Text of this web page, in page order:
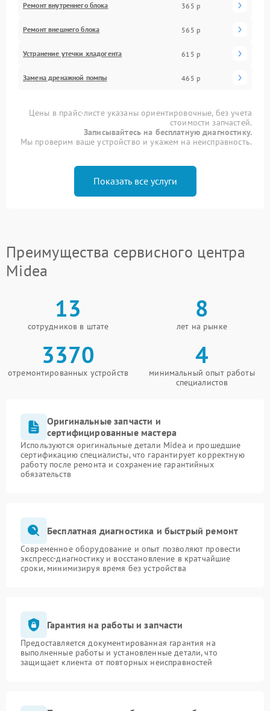
Ремонт внутреннего блока 365 р
Ремонт внешнего блока 565 р
Устранение утечки хладогента 615 р
Замена дренажной помпы 465 р
Цены в прайс-листе указаны ориентировочные, без учета
стоимости запчастей.
Записывайтесь на бесплатную диагностику.
Мы проверим ваше устройство и укажем на неисправность.
Показать все услуги
Преимущества сервисного центра
Midea
13
сотрудников в штате
8
лет на рынке
3370
отремонтированных устройств
4
минимальный опыт работы
специалистов
Оригинальные запчасти и
сертифицированные мастера
Используются оригинальные детали Midea и прошедшие
сертификацию специалисты, что гарантирует корректную
работу после ремонта и сохранение гарантийных
обязательств
Бесплатная диагностика и быстрый ремонт
Современное оборудование и опыт позволяют провести
экспресс-диагностику и восстановление в кратчайшие
сроки, минимизируя время без устройства
Гарантия на работы и запчасти
Предоставляется документированная гарантия на
выполненные работы и установленные детали, что
защищает клиента от повторных неисправностей